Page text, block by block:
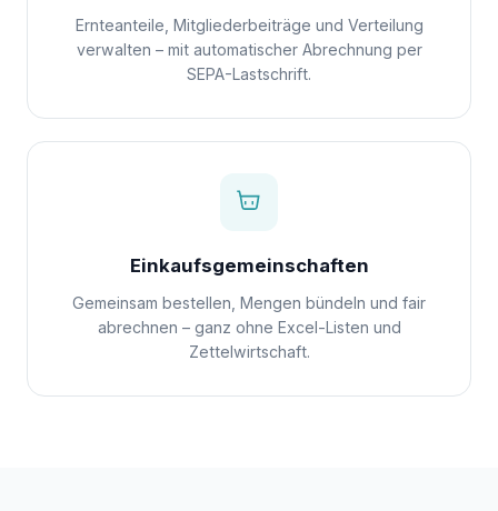
Ernteanteile, Mitgliederbeiträge und Verteilung
verwalten – mit automatischer Abrechnung per
SEPA-Lastschrift.
Einkaufsgemeinschaften
Gemeinsam bestellen, Mengen bündeln und fair
abrechnen – ganz ohne Excel-Listen und
Zettelwirtschaft.